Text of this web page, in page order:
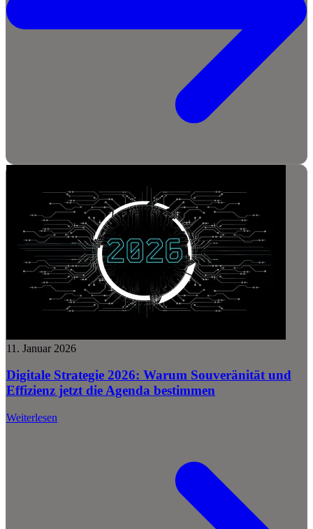
11. Januar 2026
Digitale Strategie 2026: Warum Souveränität und
Effizienz jetzt die Agenda bestimmen
Weiterlesen